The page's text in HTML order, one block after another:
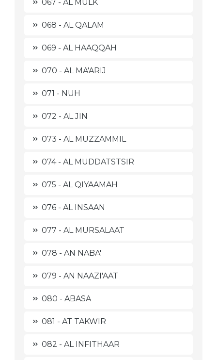
067 - AL MULK
068 - AL QALAM
069 - AL HAAQQAH
070 - AL MA'ARIJ
071 - NUH
072 - AL JIN
073 - AL MUZZAMMIL
074 - AL MUDDATSTSIR
075 - AL QIYAAMAH
076 - AL INSAAN
077 - AL MURSALAAT
078 - AN NABA'
079 - AN NAAZI'AAT
080 - ABASA
081 - AT TAKWIR
082 - AL INFITHAAR